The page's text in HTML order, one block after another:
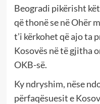
Beogradi pikërisht
që thonë se në Ohër
t’i kërkohet që ajo ta
Kosovës në të gjitha
OKB-së.
Ky ndryshim, nëse
përfaqësuesit e